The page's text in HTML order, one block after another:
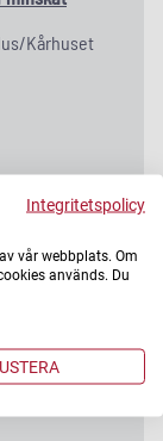
Kårhuset
Källan,
jobb, SAO-
Integritetspolicy
vår webbplats. Om
används. Du